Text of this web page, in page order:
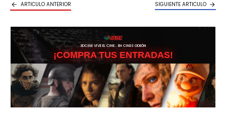
ARTICULO ANTERIOR SIGUIENTE ARTICULO
3DCINE VIVE EL CINE… EN CINES ODEÓN
¡COMPRA TUS ENTRADAS!